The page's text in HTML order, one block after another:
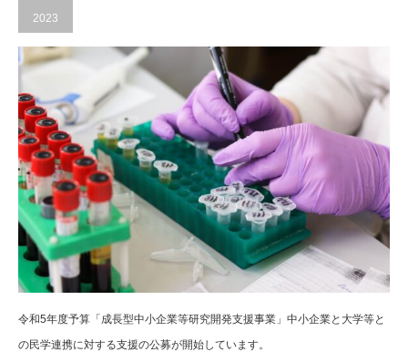
2023
令和5年度予算「成長型中小企業等研究開発支援事業」中小企業と大学等と
の民学連携に対する支援の公募が開始しています。